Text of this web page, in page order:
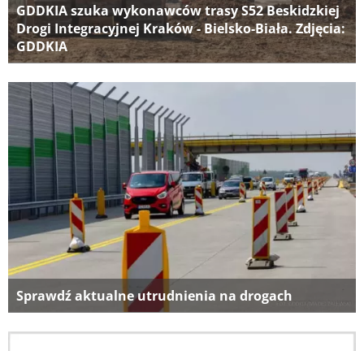
GDDKIA szuka wykonawców trasy S52 Beskidzkiej
Drogi Integracyjnej Kraków - Bielsko-Biała. Zdjęcia:
GDDKIA
Sprawdź aktualne utrudnienia na drogach